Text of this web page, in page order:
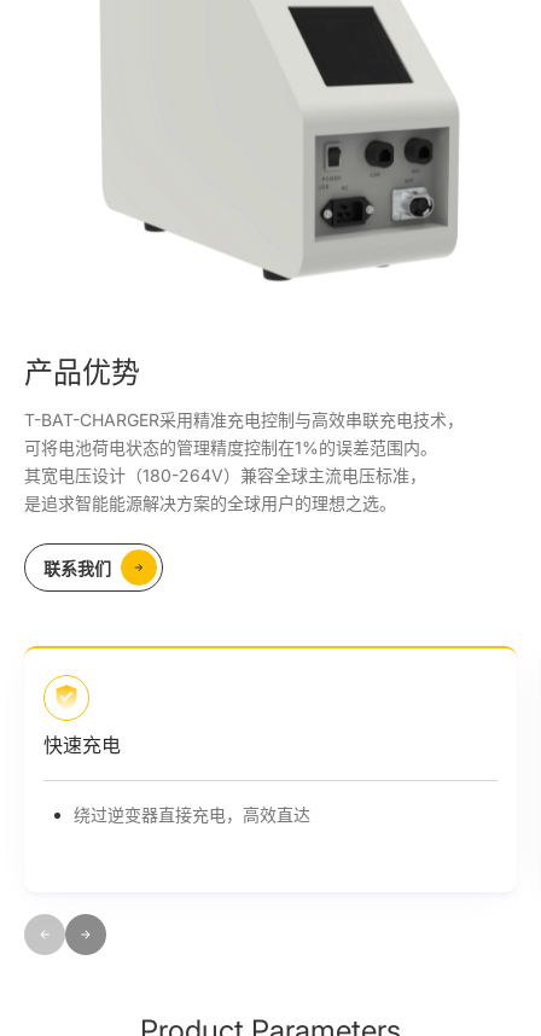
产品优势
T-BAT-CHARGER采用精准充电控制与高效串联充电技术，
可将电池荷电状态的管理精度控制在1%的误差范围内。
其宽电压设计（180-264V）兼容全球主流电压标准，
是追求智能能源解决方案的全球用户的理想之选。
联系我们
全球电压适配
兼容180-264V宽电压设计，适用于世界各地